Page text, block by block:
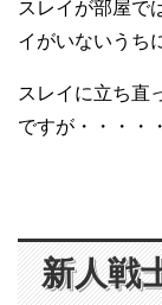
スレイが部屋で
イがいないうち
スレイに立ち直
ですが・・・・
新人戦